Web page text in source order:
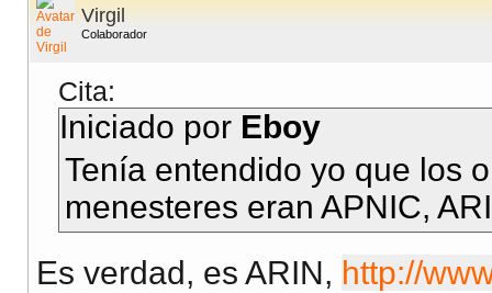
Virgil
Colaborador
Cita:
Iniciado por Eboy
Tenía entendido yo que los
menesteres eran APNIC,
Es verdad, es ARIN, http://